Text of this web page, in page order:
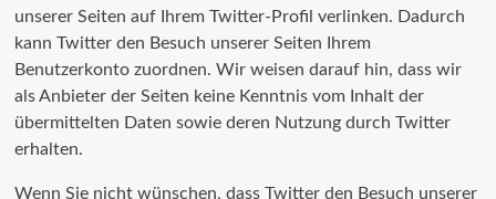
unserer Seiten auf Ihrem Twitter-Profil verlinken. Dadurch
kann Twitter den Besuch unserer Seiten Ihrem
Benutzerkonto zuordnen. Wir weisen darauf hin, dass wir
als Anbieter der Seiten keine Kenntnis vom Inhalt der
übermittelten Daten sowie deren Nutzung durch Twitter
erhalten.
Wenn Sie nicht wünschen, dass Twitter den Besuch unserer